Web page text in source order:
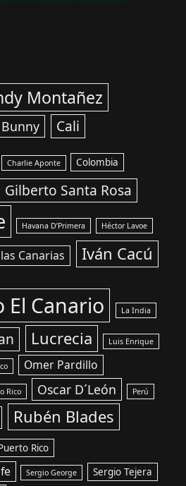
Montañez
Cali
Charlie Aponte Colombia
Gilberto Santa Rosa
Havana D’Primera Héctor Lavoe
Canarias Iván Cacú
El Canario La India
Lucrecia Luis Enrique
Omer Pardillo
Rico Oscar D´León Perú
Rubén Blades
Rico
Sergio George Sergio Tejera